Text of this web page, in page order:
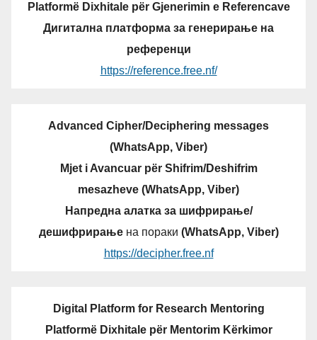
Platformë Dixhitale për Gjenerimin e Referencave
Дигитална платформа за генерирање на
референци
https://reference.free.nf/
Advanced Cipher/Deciphering messages
(WhatsApp, Viber)
Mjet i Avancuar për Shifrim/Deshifrim
mesazheve (WhatsApp, Viber)
Напредна алатка за шифрирање/
дешифрирањена пораки (WhatsApp, Viber)
https://decipher.free.nf
Digital Platform for Research Mentoring
Platformë Dixhitale për Mentorim Kërkimor